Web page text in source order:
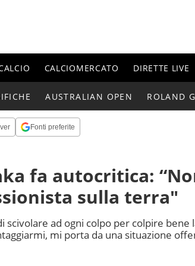
CALCIOMERCATO DIRETTE LIVE
AUSTRALIAN OPEN ROLAND
Fonti preferite
fa autocritica:
sulla terra"
scivolare ad ogni colpo per colpire bene
mi porta da una situazione